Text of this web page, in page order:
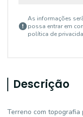
As informações
possa entrar em
política de
Descrição
Terreno com